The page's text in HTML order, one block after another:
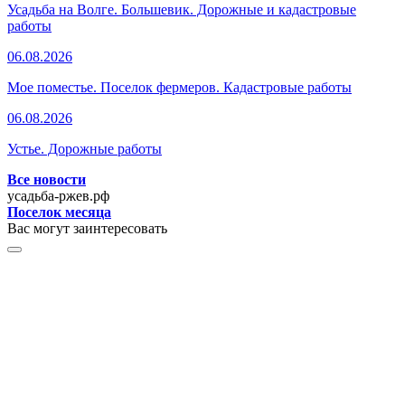
Усадьба на Волге. Большевик. Дорожные и кадастровые
работы
06.08.2026
Мое поместье. Поселок фермеров. Кадастровые работы
06.08.2026
Устье. Дорожные работы
Все новости
усадьба-ржев.рф
Поселок месяца
Вас могут заинтересовать